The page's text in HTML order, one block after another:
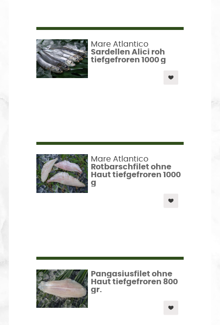
Mare Atlantico
Sardellen Alici roh
tiefgefroren 1000 g
Mare Atlantico
Rotbarschfilet ohne
Haut tiefgefroren 1000
g
Pangasiusfilet ohne
Haut tiefgefroren 800
gr.